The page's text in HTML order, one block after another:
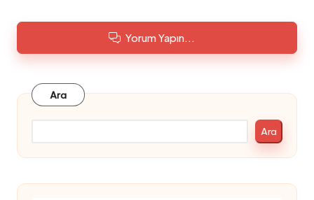
Yorum Yapın...
Ara
Ara